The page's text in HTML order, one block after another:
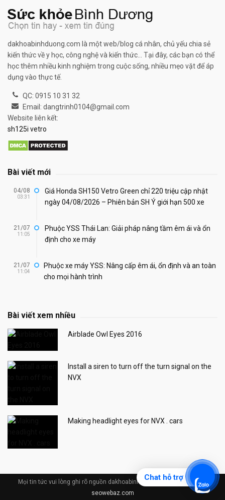
dakhoabinhduong.com là một web/blog cá nhân, chủ yếu chia sẻ
kiến thức về y học, công nghệ và kiến thức... Tại đây, các bạn có thể
học thêm nhiều kinh nghiệm trong cuộc sống, nhiều mẹo vặt để áp
dụng vào thực tế.
QC: 0915 10 31 32
Email: dangtrinh0104@gmail.com
Website liên kết:
sh125i vetro
Bài viết mới
04/08
03:31
Giá Honda SH150 Vetro Green chỉ 220 triệu cập nhật
ngày 04/08/2026 – Phiên bản SH Ý giới hạn 500 xe
21/07
11:05
Phuộc YSS Thái Lan: Giải pháp nâng tầm êm ái và ổn
định cho xe máy
21/07
11:04
Phuộc xe máy YSS: Nâng cấp êm ái, ổn định và an toàn
cho mọi hành trình
Bài viết xem nhiều
Airblade Owl Eyes 2016
Install a siren to turn off the turn signal on the
NVX
Making headlight eyes for NVX . cars
Mọi tin tức vui lòng ghi rõ nguồn dakhoabinhduong.com © Design by
seowebaz.com
Chat hỗ trợ